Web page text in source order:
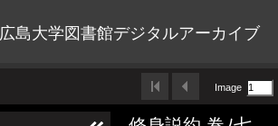
広島大学図書館デジタルアーカイブ